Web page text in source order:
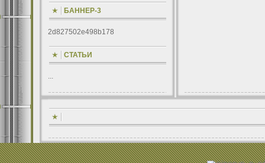
БАННЕР-3
2d827502e498b178
СТАТЬИ
...